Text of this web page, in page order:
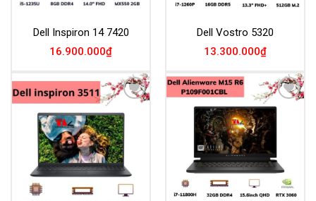
Dell Inspiron 14 7420
16.900.000₫
Dell Vostro 5320
13.300.000₫
Wishlist
Add to
Wishlist